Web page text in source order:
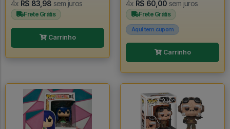
4x R$ 83,98 sem juros
Frete Grátis
Carrinho
4x R$ 60,00 sem juros
Frete Grátis
Aqui tem cupom
Carrinho